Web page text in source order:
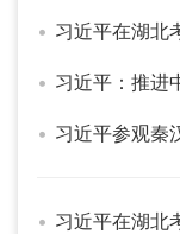
习近平在湖北